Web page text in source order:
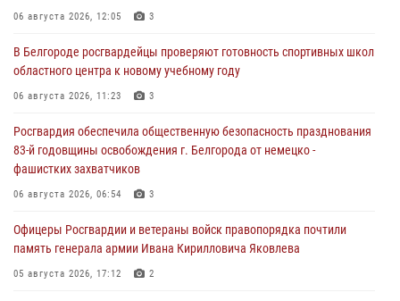
06 августа 2026, 12:05 3
В Белгороде росгвардейцы проверяют готовность спортивных школ
областного центра к новому учебному году
06 августа 2026, 11:23 3
Росгвардия обеспечила общественную безопасность празднования
83-й годовщины освобождения г. Белгорода от немецко -
фашистких захватчиков
06 августа 2026, 06:54 3
Офицеры Росгвардии и ветераны войск правопорядка почтили
память генерала армии Ивана Кирилловича Яковлева
05 августа 2026, 17:12 2